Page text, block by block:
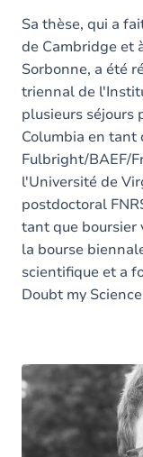
Sa thèse, qui a
de Cambridge et
Sorbonne, a été
triennal de
plusieurs séjours
Columbia en tant
Fulbright/BAEF/
l'Université de
postdoctoral
tant que boursier
la bourse
scientifique et a
Doubt my